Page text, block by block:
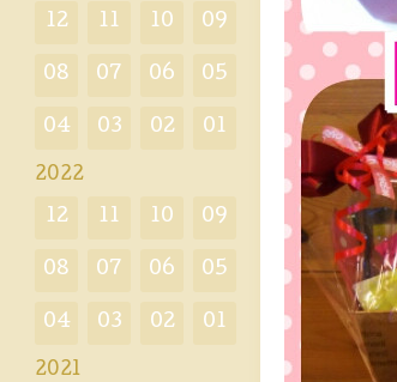
12 11 10 09
08 07 06 05
04 03 02 01
2022
12 11 10 09
08 07 06 05
04 03 02 01
2021